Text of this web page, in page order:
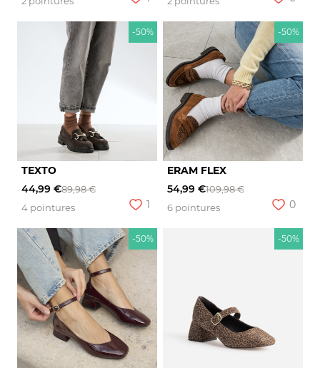
-50%
TEXTO
44,99 €89,98 €
4 pointures
1
-50%
ERAM FLEX
54,99 €109,98 €
6 pointures
0
-50% -50%